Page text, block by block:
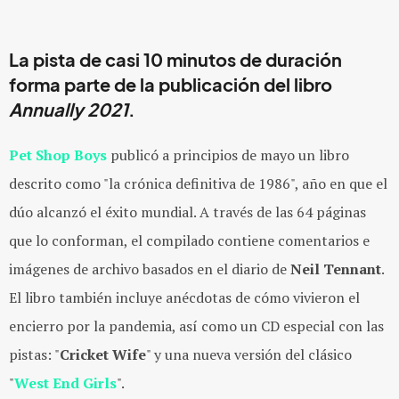
La pista de casi 10 minutos de duración
forma parte de la publicación del libro
Annually 2021.
Pet Shop Boys publicó a principios de mayo un libro
descrito como "la crónica definitiva de 1986", año en que el
dúo alcanzó el éxito mundial. A través de las 64 páginas
que lo conforman, el compilado contiene comentarios e
imágenes de archivo basados en el diario deNeil Tennant.
El libro también incluye anécdotas de cómo vivieron el
encierro por la pandemia, así como un CD especial con las
pistas: "Cricket Wife" y una nueva versión del clásico
"West End Girls".